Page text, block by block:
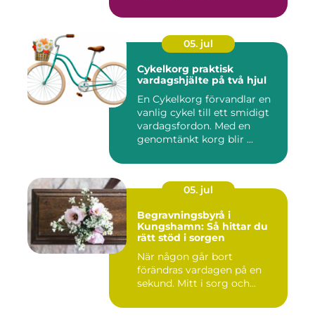
05. jul
Cykelkorg praktisk
vardagshjälte på två hjul
En Cykelkorg förvandlar en
vanlig cykel till ett smidigt
vardagsfordon. Med en
genomtänkt korg blir ...
05. jul
Begravningsbyrå i
Kungshamn: Så hittar du
rätt stöd i sorgen
När någon går bort
förändras vardagen på en
sekund. Mitt i sorg och...